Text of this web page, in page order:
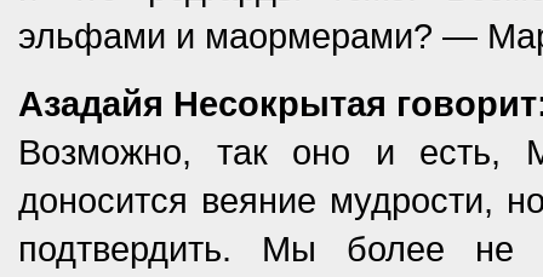
эльфами и маормерами? —
Азадайя Несокрытая
Возможно, так оно и есть,
доносится веяние мудрости,
подтвердить. Мы более не